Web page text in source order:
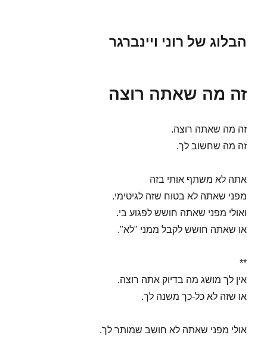
הבלוג של רוני ויינברגר
זה מה שאתה רוצה
זה מה שאתה רוצה.
זה מה שחשוב לך.
אתה לא משתף אותי בזה
מפני שאתה לא בטוח שזה לגיטימי.
ואולי מפני שאתה חושש לפגוע בי.
או שאתה חושש לקבל ממני "לא".
**
אין לך מושג מה בדיוק אתה רוצה.
או שזה לא כל-כך משנה לך.
אולי מפני שאתה לא חושב שמותר לך.